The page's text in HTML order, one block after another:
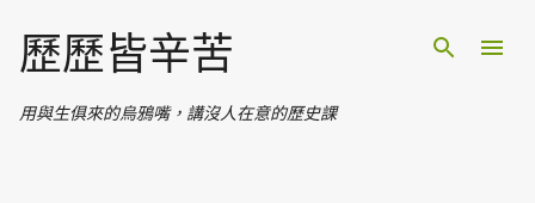
跳至主要內容
歷歷皆辛苦
用與生俱來的烏鴉嘴，講沒人在意的歷史課